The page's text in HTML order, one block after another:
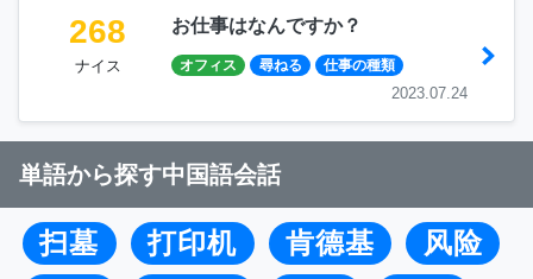
268
ナイス
お仕事はなんですか？
オフィス 尋ねる 仕事の種類
2023.07.24
単語から探す中国語会話
扫墓 打印机 肯德基
风险